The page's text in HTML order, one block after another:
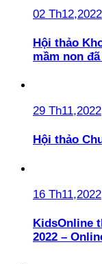
02 Th12,2022
Hội thảo
mầm non
29 Th11,2022
Hội thảo
16 Th11,2022
KidsOnline
2022 –